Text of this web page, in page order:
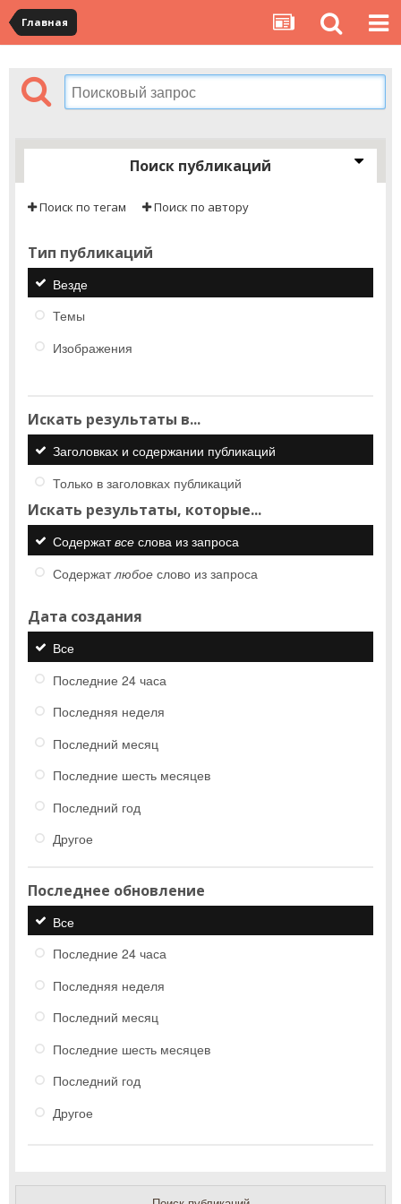
Главная
Поиск публикаций
Поиск по тегам Поиск по автору
Тип публикаций
Везде
Темы
Изображения
Искать результаты в...
Заголовках и содержании публикаций
Только в заголовках публикаций
Искать результаты, которые...
Содержатвсе слова из запроса
Содержатлюбое слово из запроса
Дата создания
Все
Последние 24 часа
Последняя неделя
Последний месяц
Последние шесть месяцев
Последний год
Другое
Последнее обновление
Все
Последние 24 часа
Последняя неделя
Последний месяц
Последние шесть месяцев
Последний год
Другое